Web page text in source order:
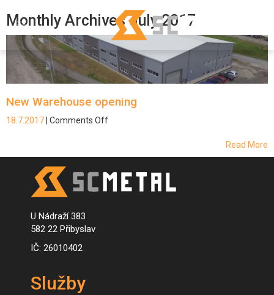
Monthly ArchivesJuly 2017
New Warehouse opening
18.7.2017 Comments Off
opening
Read More
U Nádraží 383
582 22 Přibyslav
IČ: 26010402
Služby